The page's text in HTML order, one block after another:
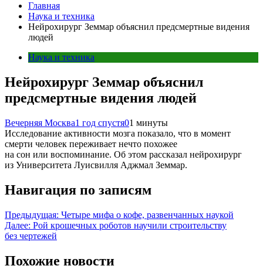
Главная
Наука и техника
Нейрохирург Земмар объяснил предсмертные видения
людей
Наука и техника
Нейрохирург Земмар объяснил
предсмертные видения людей
Вечерняя Москва1 год спустя01 минуты
Исследование активности мозга показало, что в момент
смерти человек переживает нечто похожее
на сон или воспоминание. Об этом рассказал нейрохирург
из Университета Луисвилля Аджмал Земмар.
Навигация по записям
Предыдущая: Четыре мифа о кофе, развенчанных наукой
Далее: Рой крошечных роботов научили строительству
без чертежей
Похожие новости